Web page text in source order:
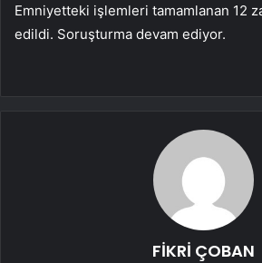
Emniyetteki işlemleri tamamlanan 12
edildi. Soruşturma devam ediyor.
FİKRİ ÇOBAN